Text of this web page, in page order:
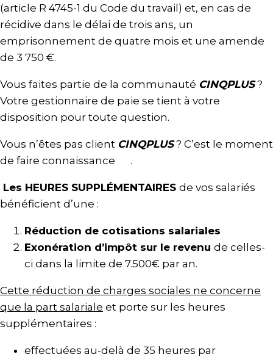
(article R 4745-1 du Code du travail) et, en cas de
récidive dans le délai de trois ans, un
emprisonnement de quatre mois et une amende
de 3 750 €.
Vous faites partie de la communauté CINQPLUS?
Votre gestionnaire de paie se tient à votre
disposition pour toute question.
Vous n’êtes pas client CINQPLUS? C’est le moment
de faire connaissance
.
Les HEURES SUPPLÉMENTAIRES de vos salariés
bénéficient d’une :
Réduction de cotisations salariales
Exonération d’impôt sur le revenu de celles-
ci dans la limite de 7.500€ par an.
Cette réduction de charges sociales ne concerne
que la part salariale et porte sur les heures
supplémentaires :
effectuées au-delà de 35 heures par